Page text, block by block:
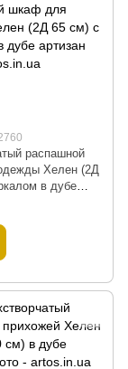
распашной
Хелен (2Д
в дубе